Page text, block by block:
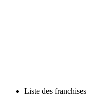
Liste des franchises